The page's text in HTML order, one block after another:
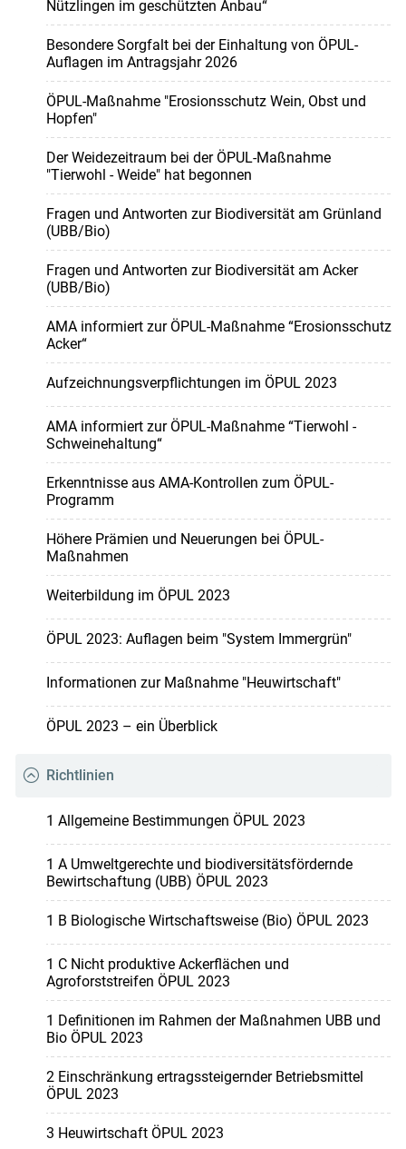
Nützlingen im geschützten Anbau“
Besondere Sorgfalt bei der Einhaltung von ÖPUL-
Auflagen im Antragsjahr 2026
ÖPUL-Maßnahme "Erosionsschutz Wein, Obst und
Hopfen"
Der Weidezeitraum bei der ÖPUL-Maßnahme
"Tierwohl - Weide" hat begonnen
Fragen und Antworten zur Biodiversität am Grünland
(UBB/Bio)
Fragen und Antworten zur Biodiversität am Acker
(UBB/Bio)
AMA informiert zur ÖPUL-Maßnahme “Erosionsschutz
Acker“
Aufzeichnungsverpflichtungen im ÖPUL 2023
AMA informiert zur ÖPUL-Maßnahme “Tierwohl -
Schweinehaltung“
Erkenntnisse aus AMA-Kontrollen zum ÖPUL-
Programm
Höhere Prämien und Neuerungen bei ÖPUL-
Maßnahmen
Weiterbildung im ÖPUL 2023
ÖPUL 2023: Auflagen beim "System Immergrün"
Informationen zur Maßnahme "Heuwirtschaft"
ÖPUL 2023 – ein Überblick
Richtlinien
1 Allgemeine Bestimmungen ÖPUL 2023
1 A Umweltgerechte und biodiversitätsfördernde
Bewirtschaftung (UBB) ÖPUL 2023
1 B Biologische Wirtschaftsweise (Bio) ÖPUL 2023
1 C Nicht produktive Ackerflächen und
Agroforststreifen ÖPUL 2023
1 Definitionen im Rahmen der Maßnahmen UBB und
Bio ÖPUL 2023
2 Einschränkung ertragssteigernder Betriebsmittel
ÖPUL 2023
3 Heuwirtschaft ÖPUL 2023